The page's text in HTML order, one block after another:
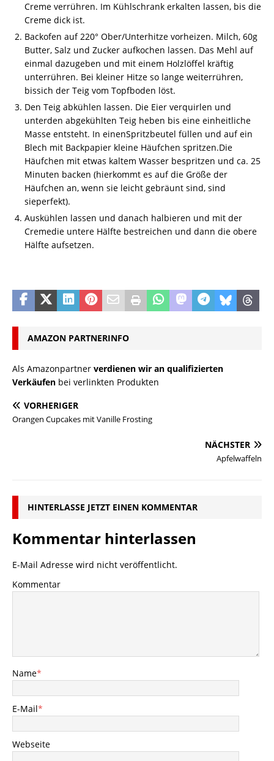
Creme verrühren. Im Kühlschrank erkalten lassen, bis die
Creme dick ist.
Backofen auf 220° Ober/Unterhitze vorheizen. Milch, 60g
Butter, Salz und Zucker aufkochen lassen. Das Mehl auf
einmal dazugeben und mit einem Holzlöffel kräftig
unterrühren. Bei kleiner Hitze so lange weiterrühren,
bissich der Teig vom Topfboden löst.
Den Teig abkühlen lassen. Die Eier verquirlen und
unterden abgekühlten Teig heben bis eine einheitliche
Masse entsteht. In einenSpritzbeutel füllen und auf ein
Blech mit Backpapier kleine Häufchen spritzen.Die
Häufchen mit etwas kaltem Wasser bespritzen und ca. 25
Minuten backen (hierkommt es auf die Größe der
Häufchen an, wenn sie leicht gebräunt sind, sind
sieperfekt).
Auskühlen lassen und danach halbieren und mit der
Cremedie untere Hälfte bestreichen und dann die obere
Hälfte aufsetzen.
AMAZON PARTNERINFO
Als Amazonpartner verdienen wir an qualifizierten
Verkäufen bei verlinkten Produkten
VORHERIGER
Orangen Cupcakes mit Vanille Frosting
NÄCHSTER
Apfelwaffeln
HINTERLASSE JETZT EINEN KOMMENTAR
Kommentar hinterlassen
E-Mail Adresse wird nicht veröffentlicht.
Kommentar
Name*
E-Mail*
Webseite